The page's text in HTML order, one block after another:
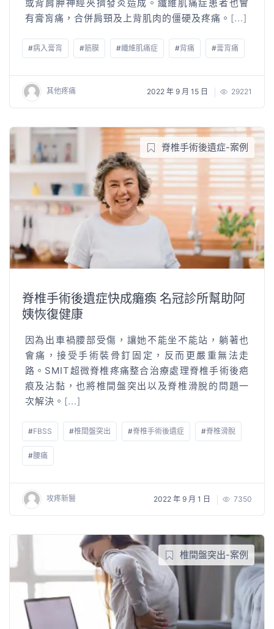
或背肩胛神經夾擠發炎造成。纖維肌痛症患者也會
有膏肓痛，合併肩頸及上背肌肉的僵硬及疼痛。 [...]
#病入膏肓 #筋膜 #纖維肌痛症 #背痛 #膏肓痛
其他疼痛 2022 年 9 月 15 日 29221
脊椎手術後遺症-案例
脊椎手術後遺症快成癱瘓 名冠診所幫助阿
姨恢復健康
因為出車禍腰部受傷，讓她不能坐不能站，躺著也
會痛，接受手術裝骨釘固定，反而更嚴重無法走
路。SMIT超微脊椎疼痛整合治療處理脊椎手術後疤
痕及沾黏，也將椎間盤突出以及脊椎滑脫的問題一
次解決。 [...]
#FBSS #椎間盤突出 #脊椎手術後遺症 #脊椎滑脫
#腰痛
攻疼新醫 2022 年 9 月 1 日 7350
椎間盤突出-案例